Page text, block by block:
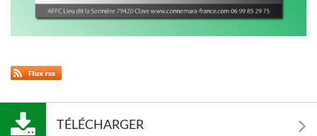
TÉLÉCHARGER